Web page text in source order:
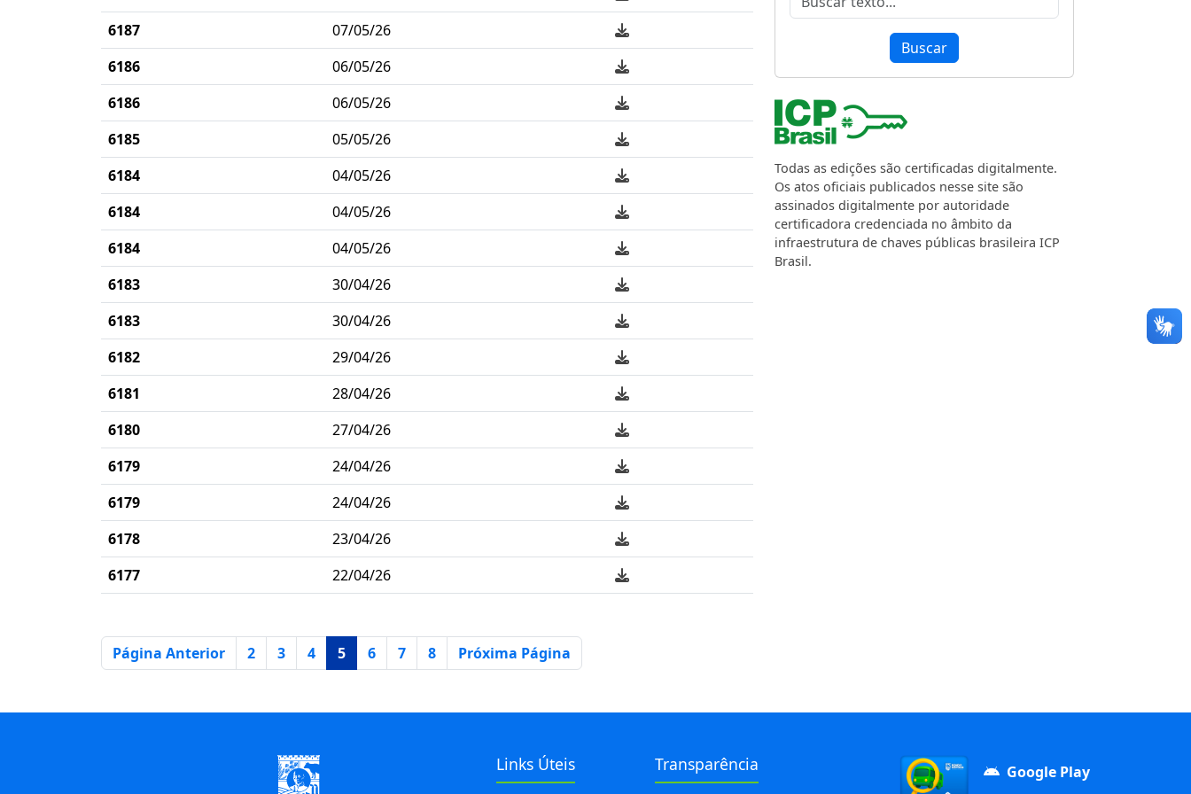
Buscar
Todas as edições são certificadas digitalmente.
Os atos oficiais publicados nesse site são
assinados digitalmente por autoridade
certificadora credenciada no âmbito da
infraestrutura de chaves públicas brasileira ICP
Brasil.
6187
07/05/26
6186
06/05/26
6186
06/05/26
6185
05/05/26
6184
04/05/26
6184
04/05/26
6184
04/05/26
6183
30/04/26
6183
30/04/26
6182
29/04/26
6181
28/04/26
6180
27/04/26
6179
24/04/26
6179
24/04/26
6178
23/04/26
6177
22/04/26
Página Anterior 2 3 4 5Página atual
6 7 8 Próxima Página
Links Úteis Transparência Google Play